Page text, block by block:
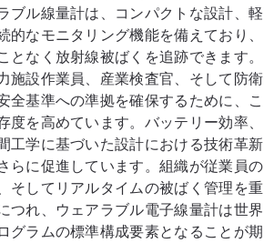
ブル線量計は、コンパクトな設計、軽
的なモニタリング機能を備えており、
となく放射線被ばくを追跡できます。
施設作業員、産業検査官、そして防衛
全基準への準拠を確保するために、こ
度を高めています。バッテリー効率、
工学に基づいた設計における技術革新
らに促進しています。組織が従業員の
そしてリアルタイムの被ばく管理を重
つれ、ウェアラブル電子線量計は世界
グラムの標準構成要素となることが期